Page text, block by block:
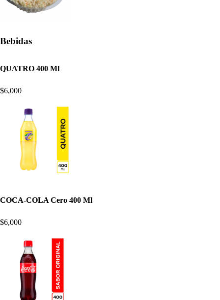
Bebidas
QUATRO 400 Ml
$6,000
COCA-COLA Cero 400 Ml
$6,000